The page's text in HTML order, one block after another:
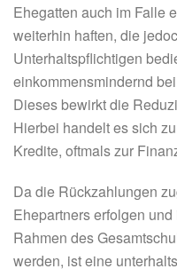
Ehegatten auch im Falle
weiterhin haften, die
Unterhaltspflichtigen
einkommensmindernd
Dieses bewirkt die
Hierbei handelt es sich
Kredite, oftmals zur
Da die Rückzahlungen
Ehepartners erfolgen
Rahmen des
werden, ist eine